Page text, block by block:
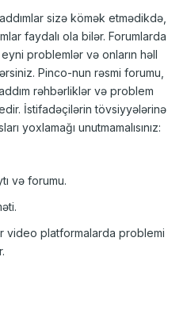
sizə kömək etmədikdə,
faydalı ola bilər. Forumlarda
problemlər və onların həll
Pinco-nun rəsmi forumu,
rəhbərliklər və problem
İstifadəçilərin tövsiyyələrinə
yoxlamağı unutmamalısınız:
və forumu.
video platformalarda problemi